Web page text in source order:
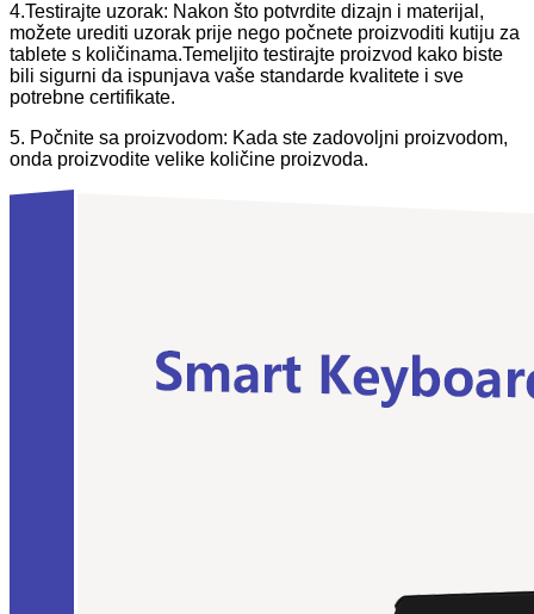
4.Testirajte uzorak: Nakon što potvrdite dizajn i materijal,
možete urediti uzorak prije nego počnete proizvoditi kutiju za
tablete s količinama.Temeljito testirajte proizvod kako biste
bili sigurni da ispunjava vaše standarde kvalitete i sve
potrebne certifikate.
5. Počnite sa proizvodom: Kada ste zadovoljni proizvodom,
onda proizvodite velike količine proizvoda.